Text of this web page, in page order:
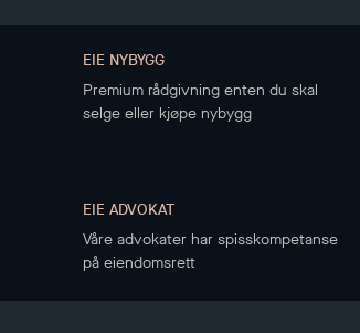
EIE NYBYGG
Premium rådgivning enten du skal
selge eller kjøpe nybygg
EIE ADVOKAT
Våre advokater har spisskompetanse
på eiendomsrett